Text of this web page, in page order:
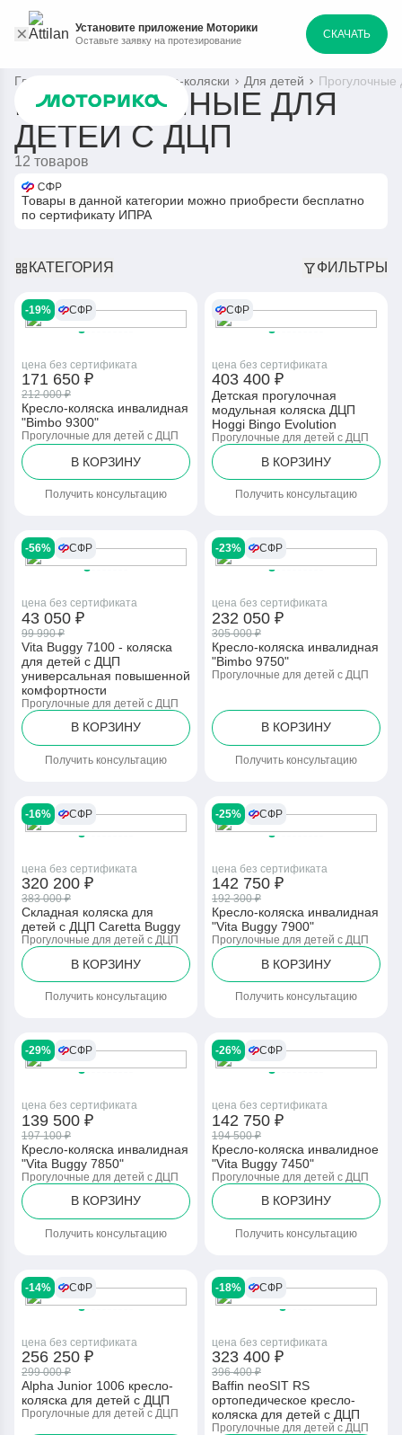
Установите приложение Моторики
Оставьте заявку на протезирование СКАЧАТЬ
Главная Кресла-коляски Для детей
ПРОГУЛОЧНЫЕ ДЛЯ
ДЕТЕЙ С ДЦП
12 товаров
Товары в данной категории можно приобрести бесплатно
по сертификату ИПРА
КАТЕГОРИЯ ФИЛЬТРЫ
-19% СФР
цена без сертификата
171 650 ₽
212 000 ₽
Кресло-коляска инвалидная
"Bimbo 9300"
Прогулочные для детей с ДЦП
В КОРЗИНУ
Получить консультацию
СФР
цена без сертификата
403 400 ₽
Детская прогулочная
модульная коляска ДЦП
Hoggi Bingo Evolution
Прогулочные для детей с ДЦП
В КОРЗИНУ
Получить консультацию
-56% СФР
цена без сертификата
43 050 ₽
99 990 ₽
Vita Buggy 7100 - коляска
для детей с ДЦП
универсальная повышенной
комфортности
Прогулочные для детей с ДЦП
В КОРЗИНУ
Получить консультацию
-23% СФР
цена без сертификата
232 050 ₽
305 000 ₽
Кресло-коляска инвалидная
"Bimbo 9750"
Прогулочные для детей с ДЦП
В КОРЗИНУ
Получить консультацию
-16% СФР
цена без сертификата
320 200 ₽
383 000 ₽
Складная коляска для
детей с ДЦП Caretta Buggy
Прогулочные для детей с ДЦП
В КОРЗИНУ
Получить консультацию
-25% СФР
цена без сертификата
142 750 ₽
192 300 ₽
Кресло-коляска инвалидная
"Vita Buggy 7900"
Прогулочные для детей с ДЦП
В КОРЗИНУ
Получить консультацию
-29% СФР
цена без сертификата
139 500 ₽
197 100 ₽
Кресло-коляска инвалидная
"Vita Buggy 7850"
Прогулочные для детей с ДЦП
В КОРЗИНУ
Получить консультацию
-26% СФР
цена без сертификата
142 750 ₽
194 500 ₽
Кресло-коляска инвалидное
"Vita Buggy 7450"
Прогулочные для детей с ДЦП
В КОРЗИНУ
Получить консультацию
-14% СФР
цена без сертификата
256 250 ₽
299 000 ₽
Alpha Junior 1006 кресло-
коляска для детей с ДЦП
Прогулочные для детей с ДЦП
-18% СФР
цена без сертификата
323 400 ₽
396 400 ₽
Baffin neoSIT RS
ортопедическое кресло-
коляска для детей с ДЦП
Прогулочные для детей с ДЦП